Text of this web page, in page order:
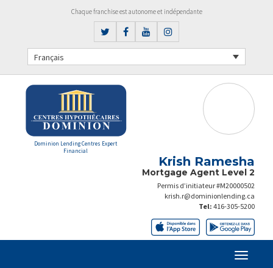
Chaque franchise est autonome et indépendante
Français
Dominion Lending Centres Expert
Financial
Krish Ramesha
Mortgage Agent Level 2
Permis d’initiateur #M20000502
krish.r@dominionlending.ca
Tel: 416-305-5200